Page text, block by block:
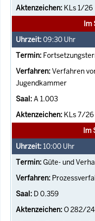
KLs 1/26
Im
09:30 Uhr
Verfahren
Jugendkammer
A 1.003
KLs 7/26
Im
10:00 Uhr
Güte- und
D 0.359
O 282/24